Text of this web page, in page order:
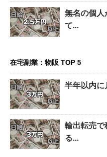
無名の個人
て...
在宅副業：物販 TOP 5
半年以内に
輸出転売で
る...